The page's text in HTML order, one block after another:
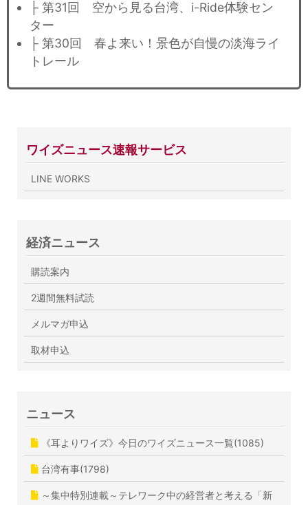
├ 第31回 空から見る台湾、i-Ride体験セン
ター
├ 第30回 春よ来い！景色が自慢の淡海ライ
トレール
ワイズニュース速報サービス
LINE WORKS
経済ニュース
購読案内
2週間無料試読
メルマガ申込
取材申込
ニュース
《耳よりワイズ》今日のワイズニュース一覧(1085)
台湾有事(1798)
～集中特別連載～テレワーク中の経営者と考える「新